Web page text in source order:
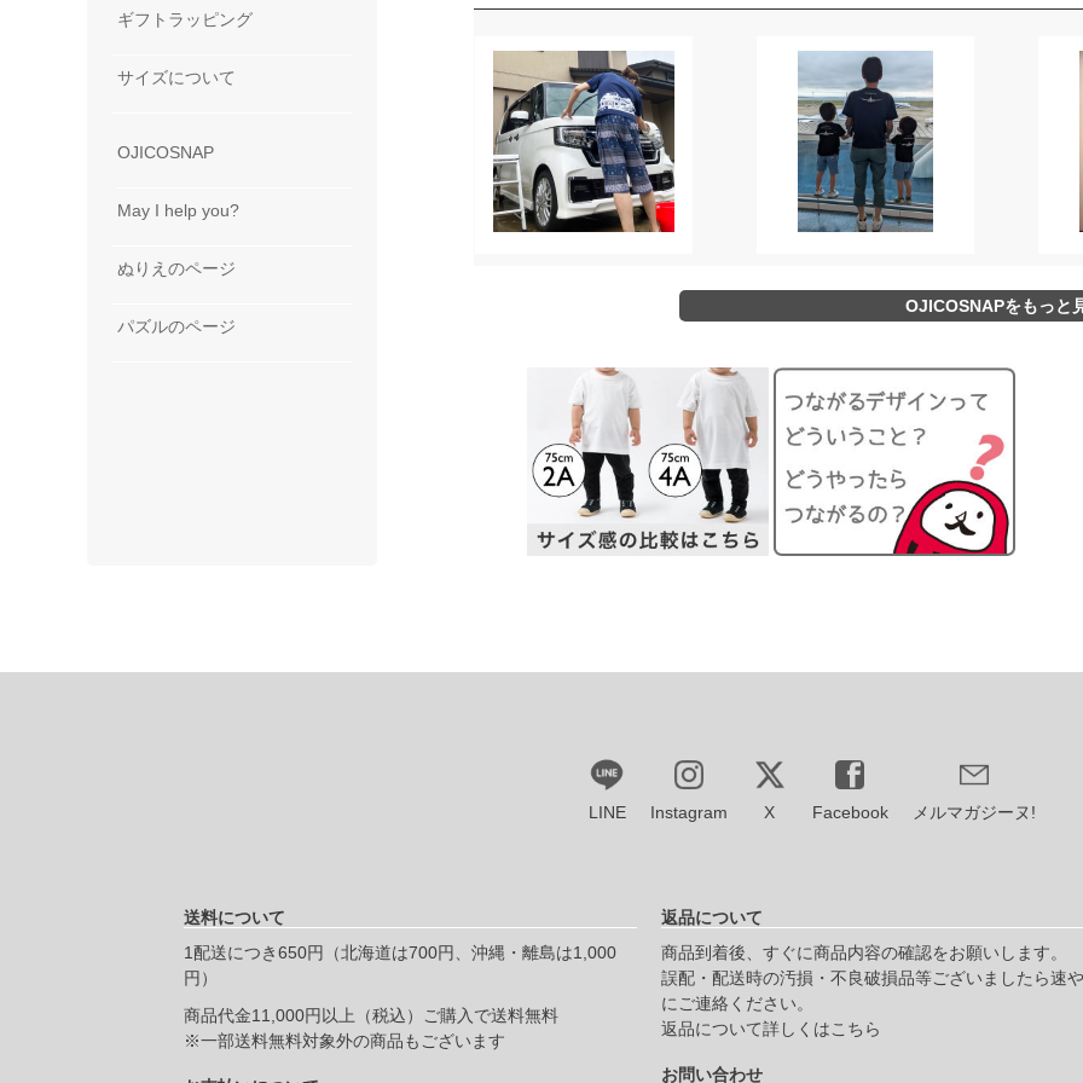
ギフトラッピング
サイズについて
OJICOSNAP
May I help you?
ぬりえのページ
パズルのページ
OJICOSNAPをもっと
LINE Instagram X Facebook メルマガジーヌ!
送料について
1配送につき650円（北海道は700円、沖縄・離島は1,000
円）
商品代金11,000円以上（税込）ご購入で送料無料
※一部送料無料対象外の商品もございます
返品について
商品到着後、すぐに商品内容の確認をお願いします。
誤配・配送時の汚損・不良破損品等ございましたら速
にご連絡ください。
返品について詳しくはこちら
お問い合わせ